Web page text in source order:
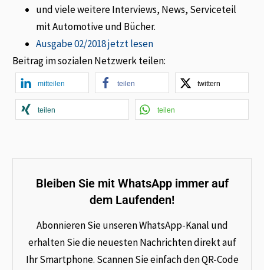
und viele weitere Interviews, News, Serviceteil
mit Automotive und Bücher.
Ausgabe 02/2018 jetzt lesen
Beitrag im sozialen Netzwerk teilen:
mitteilen teilen twittern
teilen teilen
Bleiben Sie mit WhatsApp immer auf
dem Laufenden!
Abonnieren Sie unseren WhatsApp-Kanal und
erhalten Sie die neuesten Nachrichten direkt auf
Ihr Smartphone. Scannen Sie einfach den QR-Code